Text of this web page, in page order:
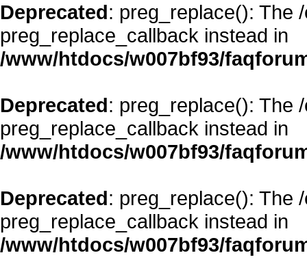
Deprecated: preg_replace(): The
preg_replace_callback instead in
/www/htdocs/w007bf93/
Deprecated: preg_replace(): The
preg_replace_callback instead in
/www/htdocs/w007bf93/
Deprecated: preg_replace(): The
preg_replace_callback instead in
/www/htdocs/w007bf93/